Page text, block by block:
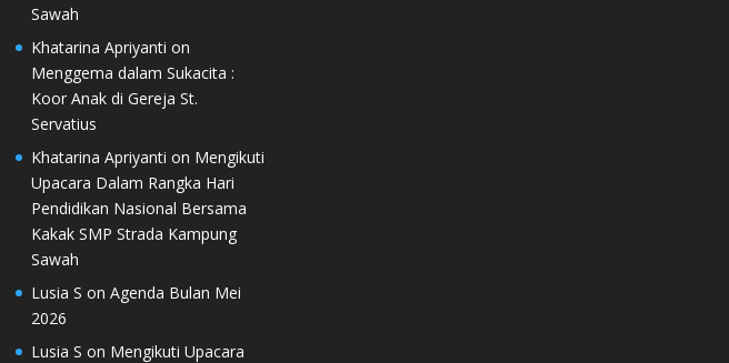
Sawah
Khatarina Apriyanti on
Menggema dalam Sukacita :
Koor Anak di Gereja St.
Servatius
Khatarina Apriyanti on Mengikuti
Upacara Dalam Rangka Hari
Pendidikan Nasional Bersama
Kakak SMP Strada Kampung
Sawah
Lusia S on Agenda Bulan Mei
2026
Lusia S on Mengikuti Upacara